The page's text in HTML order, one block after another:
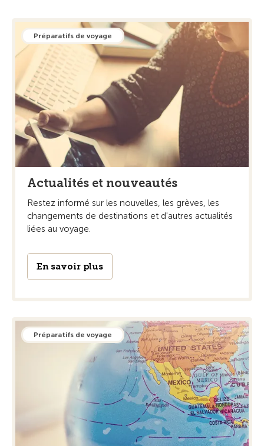
Préparatifs de voyage
Actualités et nouveautés
Restez informé sur les nouvelles, les grèves, les
changements de destinations et d'autres actualités
liées au voyage.
En savoir plus
Préparatifs de voyage